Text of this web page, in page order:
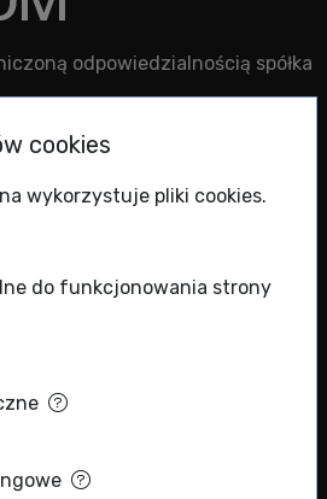
odpowiedzialnością spółka
cookies
wykorzystuje pliki cookies.
do funkcjonowania strony